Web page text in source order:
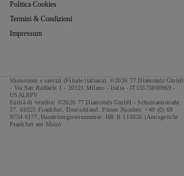
Politica Cookies
Termini & Condizioni
Impressum
Showroom e servizi (Filiale italiana): ©2026 77 Diamonds GmbH
- Via San Raffaele 1 - 20121 Milano - Italia - IT13575800969 -
USAL8PV
Entità di vendita: ©2026 77 Diamonds GmbH - Schumannstraße
27. 60325 Frankfurt. Deutschland. Phone Number: +49 (0) 69
9754 6177, Handelsregisternummer: HR B 115026 (Amtsgericht
Frankfurt am Main)